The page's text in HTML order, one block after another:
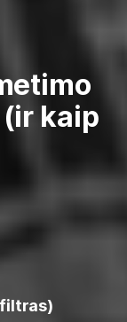
kaip
filtras)